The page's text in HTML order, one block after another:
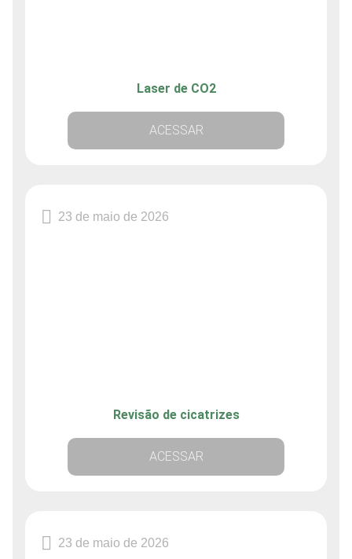
Laser de CO2
ACESSAR
Revisão de cicatrizes
ACESSAR
23 de maio de 2026
23 de maio de 2026